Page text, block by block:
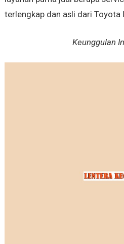
terlengkap dan asli dari Toyota
Keunggulan